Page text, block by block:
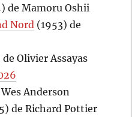
de Mamoru Oshii
Nord (1953) de
Olivier Assayas
Anderson
de Richard Pottier